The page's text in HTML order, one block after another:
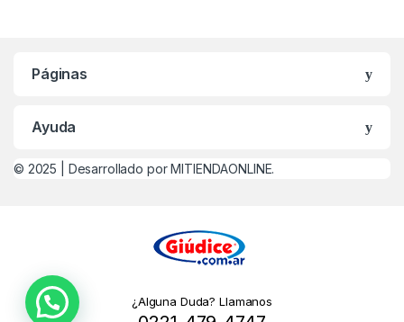
Páginas
Ayuda
© 2025 | Desarrollado por MITIENDAONLINE.
¿Alguna Duda? Llamanos